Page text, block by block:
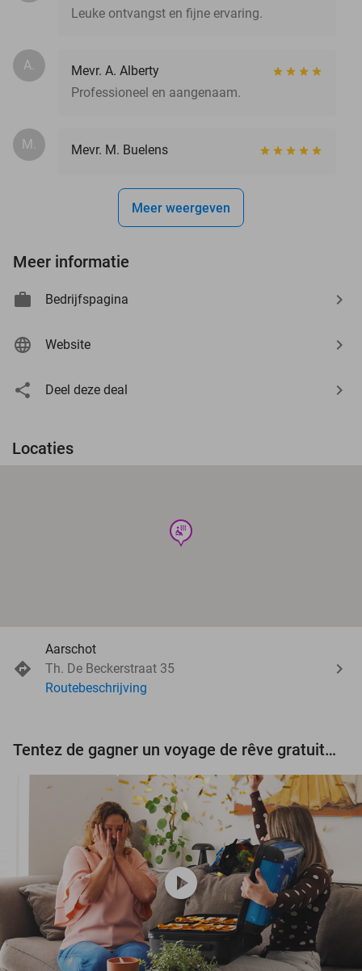
Leuke ontvangst en fijne ervaring.
A.
Mevr. A. Alberty
Professioneel en aangenaam.
M. Mevr. M. Buelens
Meer weergeven
Meer informatie
Bedrijfspagina
Website
Deel deze deal
Locaties
wellness
Aarschot
Th. De Beckerstraat 35
Routebeschrijving
Tentez de gagner un voyage de rêve gratuit d'une valeur de 3.000 € !
play_circle